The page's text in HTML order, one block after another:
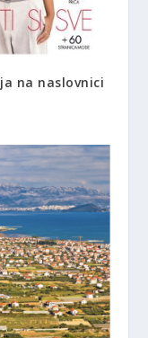
na naslovnici